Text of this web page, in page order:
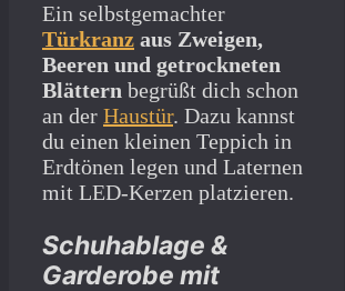
Ein selbstgemachter
Türkranz aus Zweigen,
Beeren und getrockneten
Blättern begrüßt dich schon
an der Haustür. Dazu kannst
du einen kleinen Teppich in
Erdtönen legen und Laternen
mit LED-Kerzen platzieren.
Schuhablage &
Garderobe mit